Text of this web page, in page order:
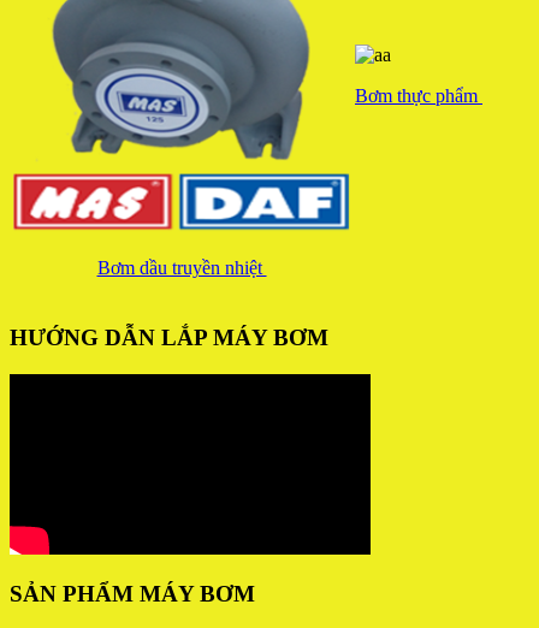
Bơm dầu truyền nhiệt
Bơm thực phẩm
HƯỚNG DẪN LẮP MÁY BƠM
SẢN PHẨM MÁY BƠM